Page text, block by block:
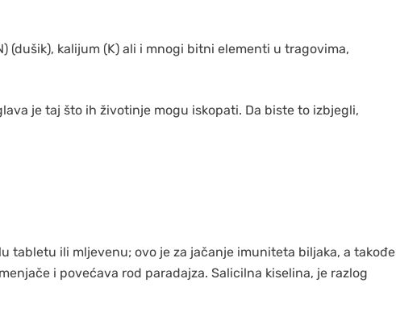
(dušik), kalijum (K) ali i mnogi bitni elementi u tragovima,
je taj što ih životinje mogu iskopati. Da biste to izbjegli,
tabletu ili mljevenu; ovo je za jačanje imuniteta biljaka, a takođe
i povećava rod paradajza. Salicilna kiselina, je razlog